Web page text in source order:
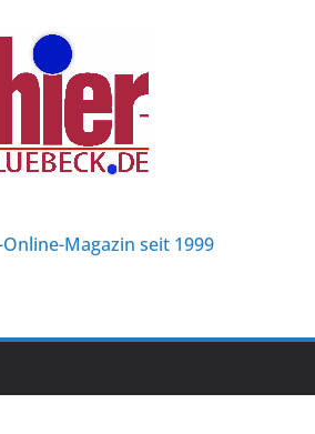
Magazin seit 1999